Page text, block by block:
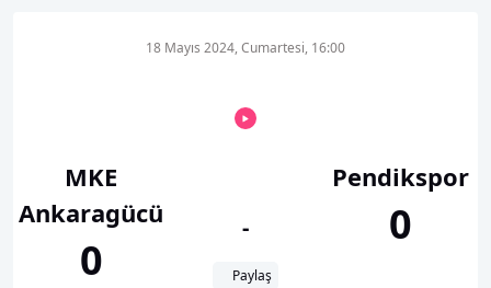
MKE
Ankaragücü
0
18 Mayıs 2024, Cumartesi, 16:00
-
Paylaş
Pendikspor
0